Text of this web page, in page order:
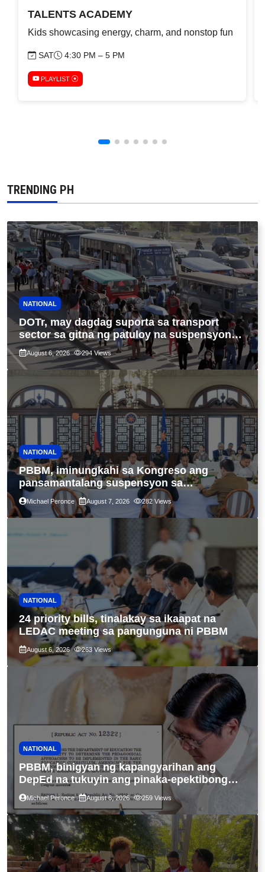
TALENTS ACADEMY
Kids showcasing energy, charm, and nonstop fun
SAT 4:30 PM – 5 PM
PLAYLIST
TRENDING PH
NATIONAL
DOTr, may dagdag suporta sa transport
sector sa gitna ng patuloy na suspensyon
ng taas-pasahe
August 6, 2026 294 Views
NATIONAL
PBBM, iminungkahi sa Kongreso ang
pansamantalang suspensyon sa
pagpapatupad ng Real Property Valuation
and Assessment Reform Act
Michael Peronce August 7, 2026 282 Views
NATIONAL
24 priority bills, tinalakay sa ikaapat na
LEDAC meeting sa pangunguna ni PBBM
August 6, 2026 263 Views
NATIONAL
PBBM, binigyan ng kapangyarihan ang
DepEd na tukuyin ang pinaka-epektibong
paraan ng pagtuturo sa K-12
Michael Peronce August 6, 2026 259 Views